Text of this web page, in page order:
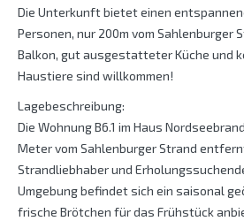
Die Unterkunft bietet einen
Personen, nur 200m vom Sahlenburger
Balkon, gut ausgestatteter Küche und
Haustiere sind willkommen!
Lagebeschreibung:
Die Wohnung B6.1 im Haus
Meter vom Sahlenburger Strand
Strandliebhaber und
Umgebung befindet sich ein saisonal
frische Brötchen für das Frühstück